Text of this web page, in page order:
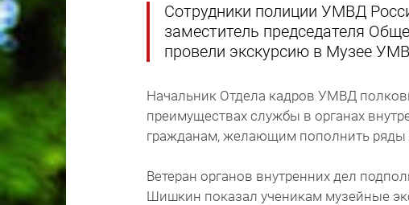
Сотрудники полиции УМВД
заместитель председателя
провели экскурсию в Музее
Начальник Отдела кадров УМВД
преимуществах службы в органах
гражданам, желающим пополнить ряды
Ветеран органов внутренних дел
Шишкин показал ученикам музейные